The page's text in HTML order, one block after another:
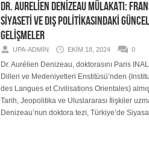
DR. AURELİEN DENİZEAU MÜLAKATI:
SİYASETİ VE DIŞ POLİTİKASINDAKİ GÜNCEL
GELİŞMELER
UPA-ADMIN EKIM 18, 2024 0
Dr. Aurélien Denizeau, doktorasını Paris
Dilleri ve Medeniyetleri Enstitüsü’nden
des Langues et Civilisations Orientales)
Tarih, Jeopolitika ve Uluslararası İlişkiler
Denizeau’nun doktora tezi, Türkiye’de